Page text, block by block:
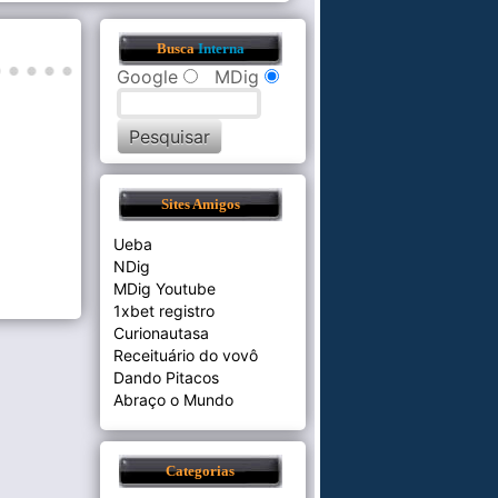
BuscaInterna
Google MDig
Sites Amigos
Ueba
NDig
MDig Youtube
1xbet registro
Curionautasa
Receituário do vovô
Dando Pitacos
Abraço o Mundo
Categorias